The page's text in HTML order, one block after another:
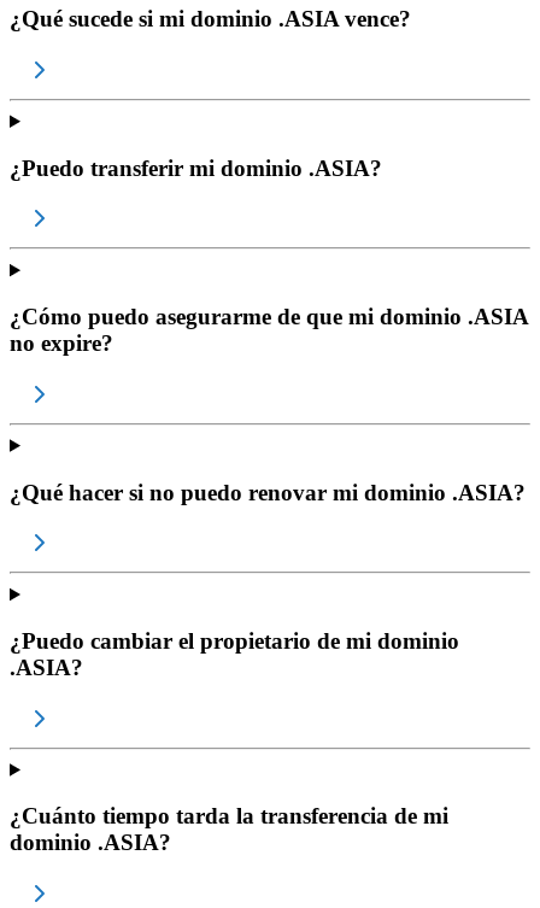
¿Qué sucede si mi dominio .ASIA vence?
¿Puedo transferir mi dominio .ASIA?
¿Cómo puedo asegurarme de que mi dominio .ASIA
no expire?
¿Qué hacer si no puedo renovar mi dominio .ASIA?
¿Puedo cambiar el propietario de mi dominio
.ASIA?
¿Cuánto tiempo tarda la transferencia de mi
dominio .ASIA?